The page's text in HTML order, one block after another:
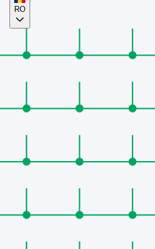
RO